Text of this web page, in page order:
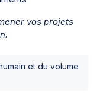
vos projets
et du volume